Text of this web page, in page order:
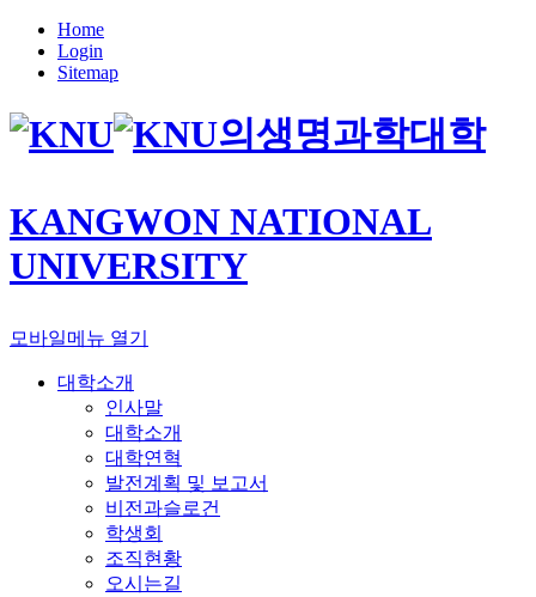
Home
Login
Sitemap
의생명과학대학
KANGWON NATIONAL
UNIVERSITY
모바일메뉴 열기
대학소개
인사말
대학소개
대학연혁
발전계획 및 보고서
비전과슬로건
학생회
조직현황
오시는길